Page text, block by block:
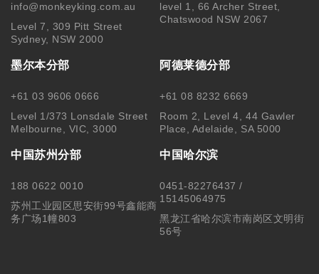
info@monkeyking.com.au
Level 7, 309 Pitt Street
Sydney, NSW 2000
level 1, 66 Archer Street,
Chatswood NSW 2067
墨尔本分部
+61 03 9606 0666
Level 1/373 Lonsdale Street
Melbourne, VIC, 3000
阿德莱德分部
+61 08 8232 6669
Room 2, Level 4, 44 Gawler
Place, Adelaide, SA 5000
中国苏州分部
188 0622 0010
苏州工业园区思安街99号鑫能商
务广场1幢803
中国哈尔滨
0451-82276437 /
15145064975
黑龙江省哈尔滨市南岗区文明街
56号